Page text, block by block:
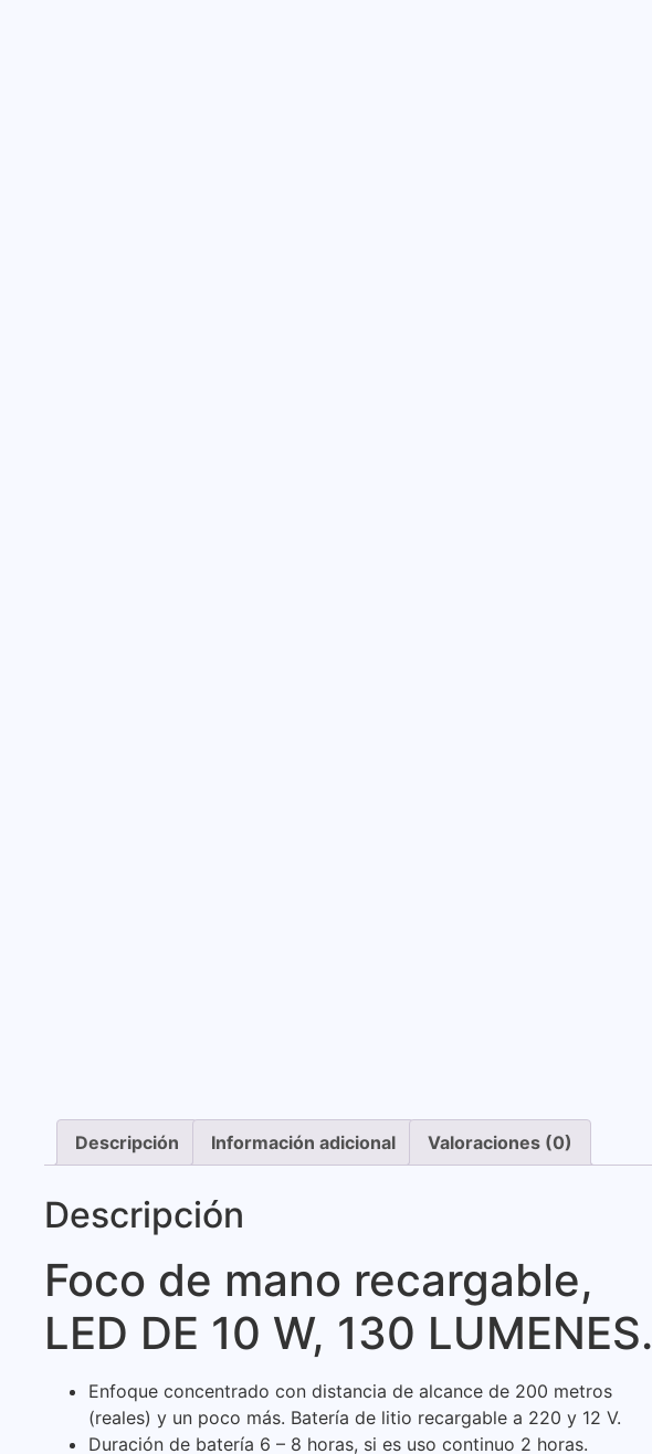
Descripción Información adicional Valoraciones (0)
Descripción
Foco de mano recargable,
LED DE 10 W, 130 LUMENES.
Enfoque concentrado con distancia de alcance de 200 metros
(reales) y un poco más. Batería de litio recargable a 220 y 12 V.
Duración de batería 6 – 8 horas, si es uso continuo 2 horas.